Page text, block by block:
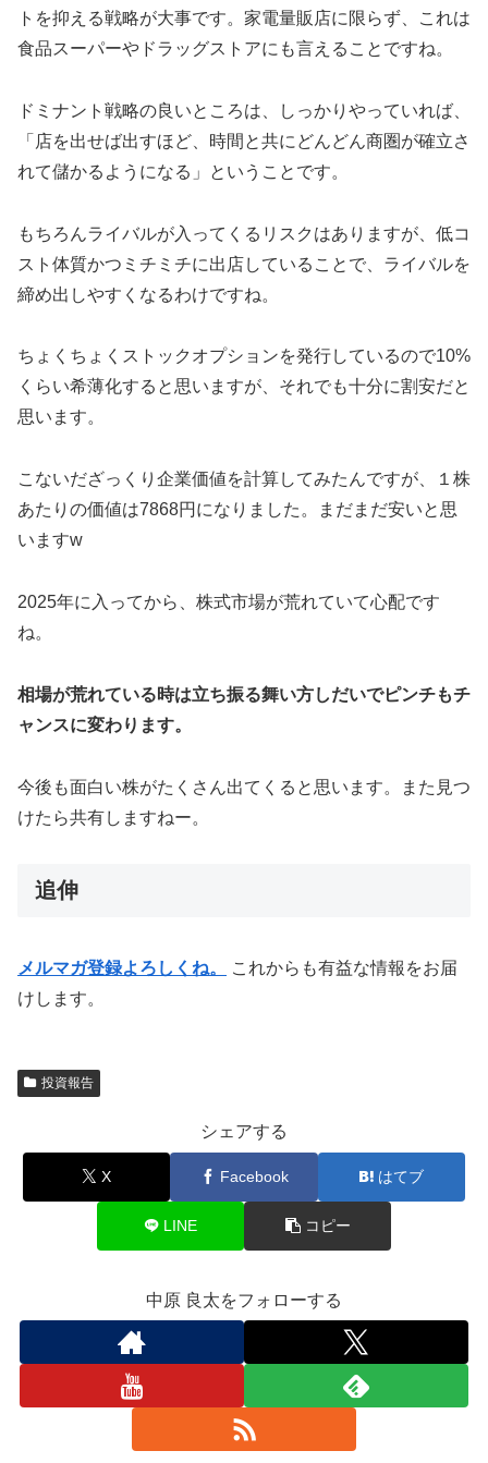
トを抑える戦略が大事です。家電量販店に限らず、これは
食品スーパーやドラッグストアにも言えることですね。
ドミナント戦略の良いところは、しっかりやっていれば、
「店を出せば出すほど、時間と共にどんどん商圏が確立さ
れて儲かるようになる」ということです。
もちろんライバルが入ってくるリスクはありますが、低コ
スト体質かつミチミチに出店していることで、ライバルを
締め出しやすくなるわけですね。
ちょくちょくストックオプションを発行しているので10%
くらい希薄化すると思いますが、それでも十分に割安だと
思います。
こないだざっくり企業価値を計算してみたんですが、１株
あたりの価値は7868円になりました。まだまだ安いと思
いますw
2025年に入ってから、株式市場が荒れていて心配です
ね。
相場が荒れている時は立ち振る舞い方しだいでピンチもチ
ャンスに変わります。
今後も面白い株がたくさん出てくると思います。また見つ
けたら共有しますねー。
追伸
メルマガ登録よろしくね。
これからも有益な情報をお届
けします。
投資報告
シェアする
X Facebook はてブ
LINE コピー
中原 良太をフォローする